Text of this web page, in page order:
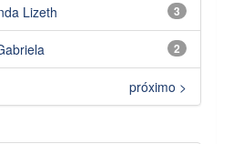
3
Lizeth
2
próximo >